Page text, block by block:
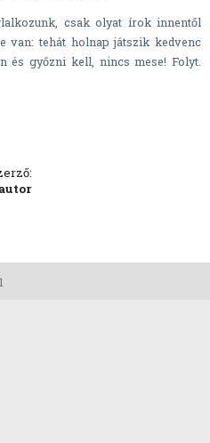
csak olyat írok innentől
van: tehát holnap játszik kedvenc
és győzni kell, nincs mese! Folyt.